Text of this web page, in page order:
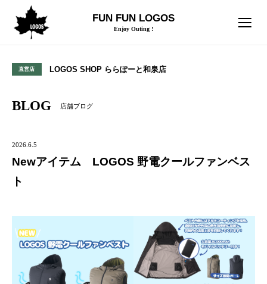
FUN FUN LOGOS
Enjoy Outing !
直営店 LOGOS SHOP ららぽーと和泉店
BLOG 店舗ブログ
2026.6.5
Newアイテム LOGOS 野電クールファンベス
ト